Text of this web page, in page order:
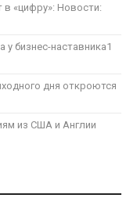
в «цифру»: Новости:
бизнес-наставника1
дня откроются
из США и Англии